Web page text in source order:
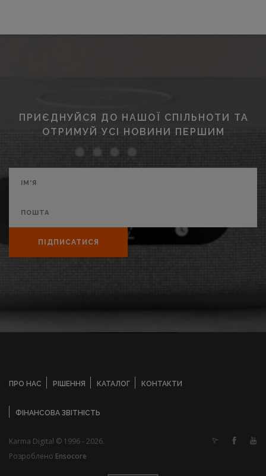
ПРИЄДНУЙСЯ ДО НАШОЇ СПІЛЬНОТИ ТА
ОТРИМУЙ УСІ НОВИНИ ПЕРШИМ
ПІДПИСАТИСЯ
ПРО НАС РІШЕННЯ КАТАЛОГ КОНТАКТИ
ФІНАНСОВА ЗВІТНІСТЬ
Karma Digital © 1996 - 2026.
Розроблено Ensocore